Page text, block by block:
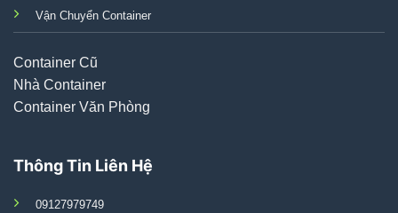
Vận Chuyển Container
Container Cũ
Nhà Container
Container Văn Phòng
Thông Tin Liên Hệ
09127979749